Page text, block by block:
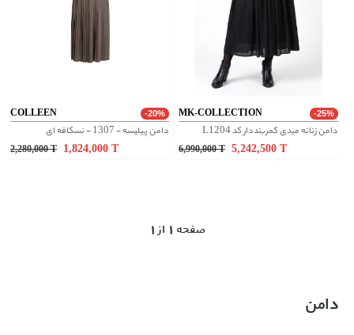
COLLEEN -20%
دامن پیلیسه - 1307 - نسکافه ای
2,280,000 T 1,824,000
MK-COLLECTION -25%
دامن زنانه میدی کمربنددار کد L1204
6,990,000 T 5,242,500
1 صفحه 1 از
دامن